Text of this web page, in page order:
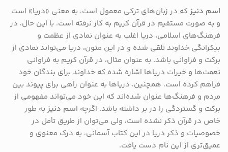
اسم دنیز که در زبان‌های ترکی معمول است، به معنی «دریا» است
و به صورت مستقیم در قرآن کریم به کار نرفته است. با این حال، در
فرهنگ‌های اسلامی، دریا اغلب به عنوان نمادی از عظمت و
بیکرانگی خداوند تلقی شده و در این متون، دریا می‌تواند نمادی از
برکت و فراوانی باشد. به عنوان مثال، در قرآن کریم به فراوانی
نعمت‌ها و خیرات دریاها اشاره شده که خداوند برای بندگان خود
فراهم کرده است. همچنین، دریاها به عنوان راهی برای پیوند بین
مردم و فرهنگ‌ها عنوان شده‌اند که این خود می‌تواند مفهومی از
برکت و گستردگی را در بر داشته باشد. اگرچه اسم دنیز به طور
خاص در قرآن ذکر نشده است، ولی می‌توان از طریق تأمل در
خصوصیات و ذکر دریا در این کتاب آسمانی، به درک معنوی و
عمیق‌تری از این نام دست یافت.